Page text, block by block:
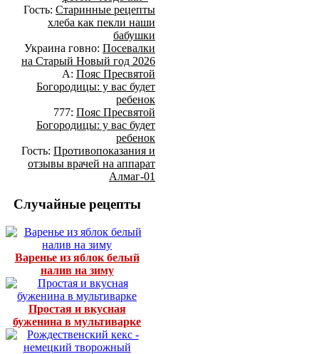
Гость: Старинные рецепты
хлеба как пекли наши
бабушки
Украина говно: Посевалки
на Старый Новый год 2026
А: Пояс Пресвятой
Богородицы: у вас будет
ребенок
777: Пояс Пресвятой
Богородицы: у вас будет
ребенок
Гость: Противопоказания и
отзывы врачей на аппарат
Алмаг-01
Случайные рецепты
Варенье из яблок белый
налив на зиму
Простая и вкусная
буженина в мультиварке